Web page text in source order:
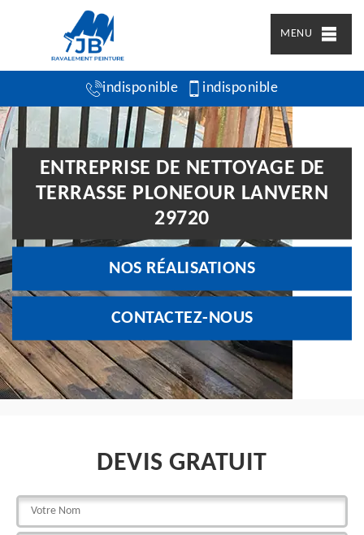
MENU
indisponible indisponible
ENTREPRISE DE NETTOYAGE DE
TERRASSE PLONEOUR LANVERN
29720
NOS RÉALISATIONS
CONTACTEZ-NOUS
DEVIS GRATUIT